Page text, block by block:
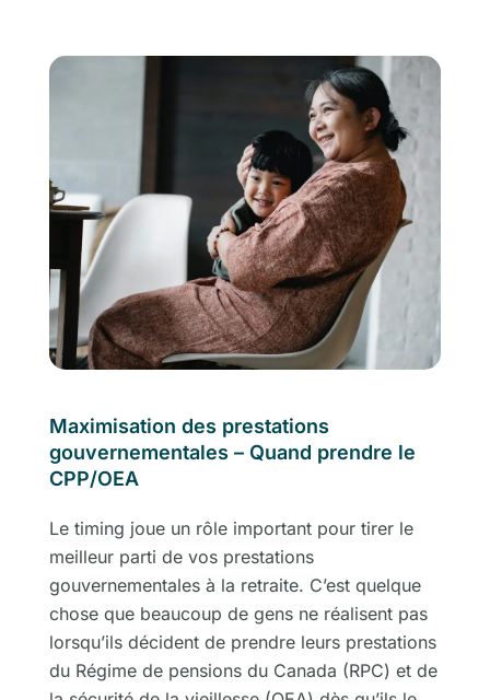
Maximisation des prestations
gouvernementales – Quand prendre le
CPP/OEA
Le timing joue un rôle important pour tirer le
meilleur parti de vos prestations
gouvernementales à la retraite. C’est quelque
chose que beaucoup de gens ne réalisent pas
lorsqu’ils décident de prendre leurs prestations
du Régime de pensions du Canada (RPC) et de